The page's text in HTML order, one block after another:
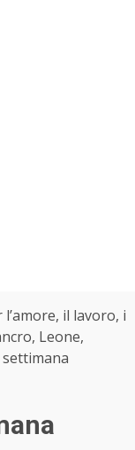
il lavoro, i
Leone,
settimana